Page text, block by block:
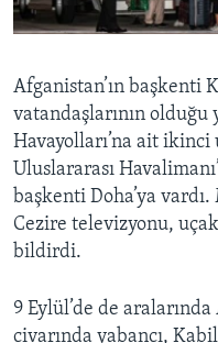
HAYATTAN
BIZI TAKIP EDIN
Diller
Afganistan’ın başkenti
vatandaşlarının olduğu
Havayolları’na ait
Uluslararası
başkenti Doha’ya
Cezire televizyonu,
bildirdi.
9 Eylül’de de
civarında yabancı,